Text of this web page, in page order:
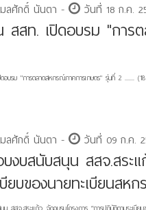
มลศักดิ์ นันตา - วันที่ 18 ก.ค.
สสท. เปิดอบรม "กา
อบรม "การตลาดสหกรณ์ภาคการเกษตร" รุ่นที่ 2 .......
มลศักดิ์ นันตา - วันที่ 09 ก.ค.
งบสนับสนุน สสจ.สระ
บียบของนายทะเบียนส